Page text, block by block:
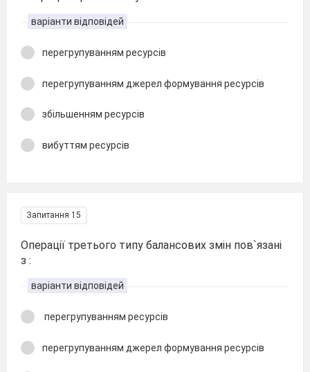
варіанти відповідей
перегрупуванням ресурсів
перегрупуванням джерел формування ресурсів
збільшенням ресурсів
вибуттям ресурсів
Запитання 15
Операції третього типу балансових змін пов`язані
з :
варіанти відповідей
перегрупуванням ресурсів
перегрупуванням джерел формування ресурсів